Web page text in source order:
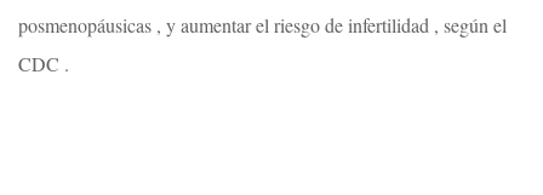
posmenopáusicas , y aumentar el riesgo de infertilidad , según el
CDC .